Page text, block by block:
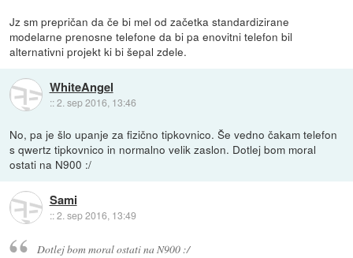
Jz sm prepričan da če bi mel od začetka standardizirane
modelarne prenosne telefone da bi pa enovitni telefon bil
alternativni projekt ki bi šepal zdele.
WhiteAngel
::2. sep 2016, 13:46
No, pa je šlo upanje za fizično tipkovnico. Še vedno čakam telefon
s qwertz tipkovnico in normalno velik zaslon. Dotlej bom moral
ostati na N900 :/
Sami
::2. sep 2016, 13:49
Dotlej bom moral ostati na N900 :/